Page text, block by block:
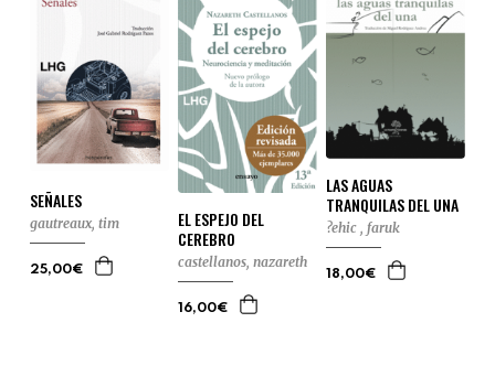
SEÑALES
gautreaux, tim
25,00€
EL ESPEJO DEL
CEREBRO
castellanos, nazareth
16,00€
LAS AGUAS
TRANQUILAS DEL UNA
?ehic , faruk
18,00€